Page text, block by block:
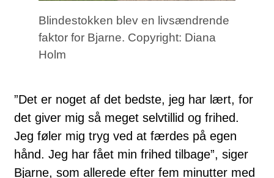
Blindestokken blev en livsændrende
faktor for Bjarne. Copyright: Diana
Holm
”Det er noget af det bedste, jeg har lært, for
det giver mig så meget selvtillid og frihed.
Jeg føler mig tryg ved at færdes på egen
hånd. Jeg har fået min frihed tilbage”, siger
Bjarne, som allerede efter fem minutter med